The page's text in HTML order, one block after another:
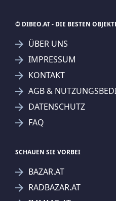
SUCHAGENT
AKTUELLEN
Ich stimme der
zu.
© DIBEO.AT - DIE BESTEN
ÜBER UNS
IMPRESSUM
KONTAKT
AGB &
DATENSCHUTZ
FAQ
SCHAUEN SIE VORBEI
BAZAR.AT
RADBAZAR.AT